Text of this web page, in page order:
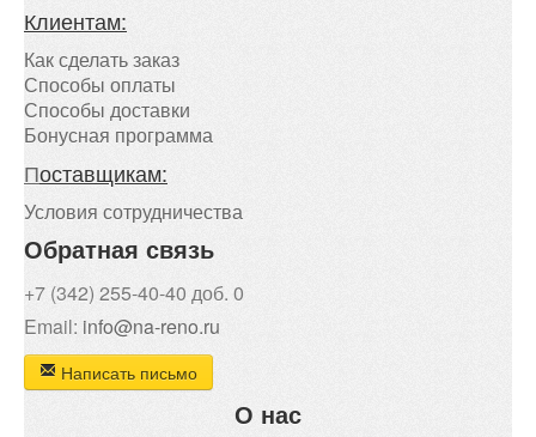
Клиентам:
Как сделать заказ
Способы оплаты
Способы доставки
Бонусная программа
Поставщикам:
Условия сотрудничества
Обратная связь
+7 (342) 255-40-40 доб. 0
Email: info@na-reno.ru
Написать письмо
О нас